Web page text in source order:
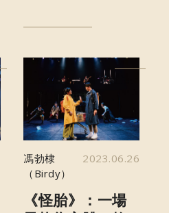
馮勃棣
（Birdy）
2023.06.26
《怪胎》：一場